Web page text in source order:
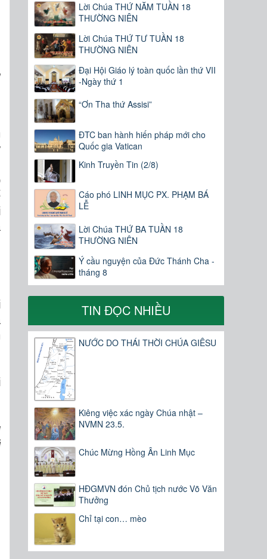
Lời Chúa THỨ NĂM TUẦN 18
THƯỜNG NIÊN
Lời Chúa THỨ TƯ TUẦN 18
THƯỜNG NIÊN
Đại Hội Giáo lý toàn quốc lần thứ VII
-Ngày thứ 1
“Ơn Tha thứ Assisi”
ĐTC ban hành hiến pháp mới cho
Quốc gia Vatican
Kinh Truyền Tin (2/8)
Cáo phó LINH MỤC PX. PHẠM BÁ
LỄ
Lời Chúa THỨ BA TUẦN 18
THƯỜNG NIÊN
Ý cầu nguyện của Đức Thánh Cha -
tháng 8
TIN ĐỌC NHIỀU
NƯỚC DO THÁI THỜI CHÚA GIÊSU
Kiêng việc xác ngày Chúa nhật –
NVMN 23.5.
Chúc Mừng Hồng Ân Linh Mục
HĐGMVN đón Chủ tịch nước Võ Văn
Thưởng
Chỉ tại con… mèo